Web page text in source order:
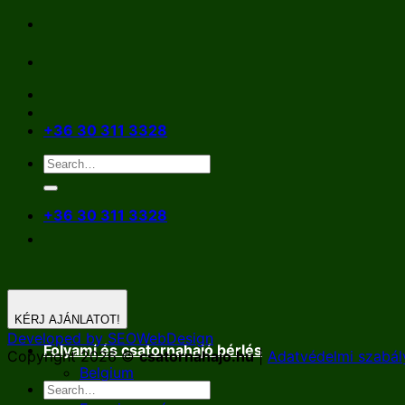
Skip
content
+36 30 311 3328
+36 30 311 3328
Folyami és csatornahajó bérlés
Belgium
Németország
KÉRJ AJÁNLATOT!
Developed by SEOWebDesign
Copyright 2026 ©csatornahajo.hu| Adatvédelmi